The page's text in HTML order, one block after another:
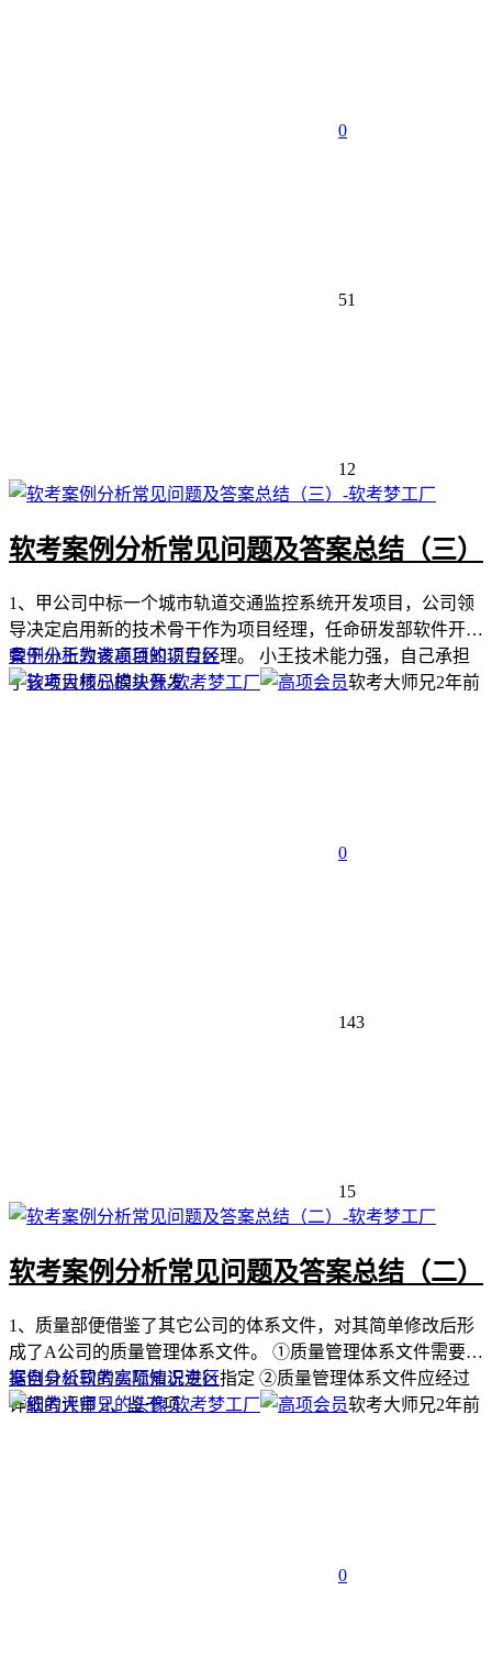
0
51
12
软考案例分析常见问题及答案总结（三）
1、甲公司中标一个城市轨道交通监控系统开发项目，公司领
导决定启用新的技术骨干作为项目经理，任命研发部软件开发
骨干小王为该项目的项目经理。 小王技术能力强，自己承担
了该项目核心模块开发...
案例分析软考高项知识专区
软考大师兄2年前
0
143
15
软考案例分析常见问题及答案总结（二）
1、质量部便借鉴了其它公司的体系文件，对其简单修改后形
成了A公司的质量管理体系文件。 ①质量管理体系文件需要根
据自身公司的实际情况进行指定 ②质量管理体系文件应经过
详细的评审 2、鉴于项...
案例分析软考高项知识专区
软考大师兄2年前
0